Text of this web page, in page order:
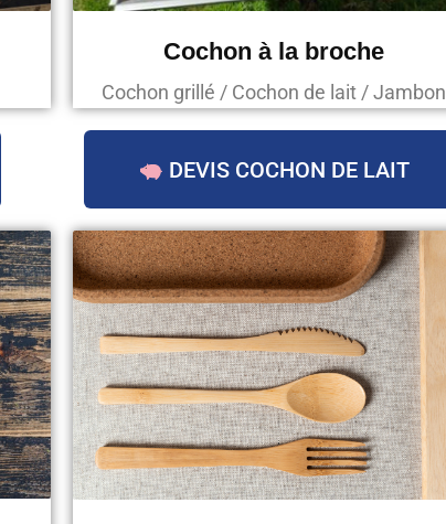
Cochon à la broche
Cochon grillé / Cochon de lait / Jambon
DEVIS COCHON DE LAIT